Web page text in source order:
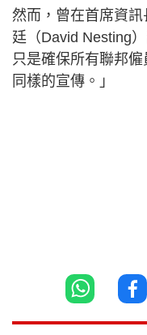
然而，曾在首席資
廷（David Nesting
只是確保所有聯邦
同樣的宣傳。」